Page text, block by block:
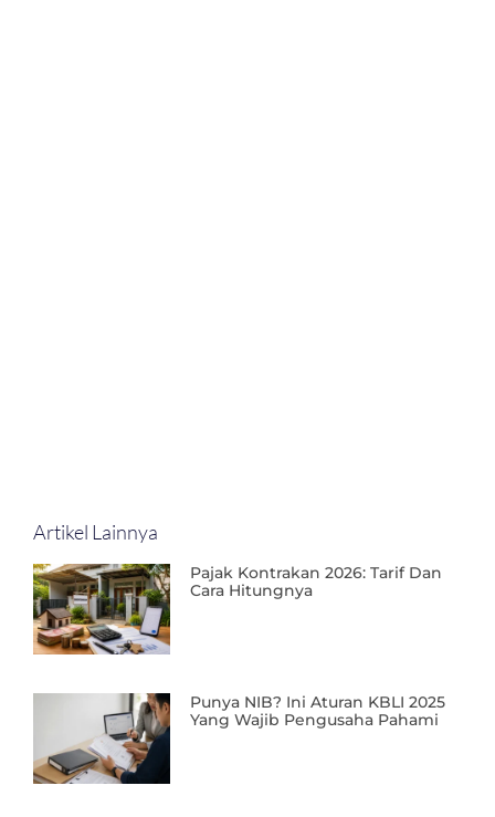
Artikel Lainnya
Pajak Kontrakan 2026: Tarif Dan
Cara Hitungnya
Punya NIB? Ini Aturan KBLI 2025
Yang Wajib Pengusaha Pahami